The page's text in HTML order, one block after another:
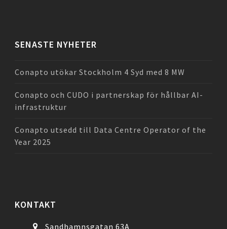
SENASTE NYHETER
Conapto utökar Stockholm 4 Syd med 8 MW
Conapto och CUDO i partnerskap för hållbar AI-
infrastruktur
Conapto utsedd till Data Centre Operator of the
Year 2025
KONTAKT
Sandhamnsgatan 63A